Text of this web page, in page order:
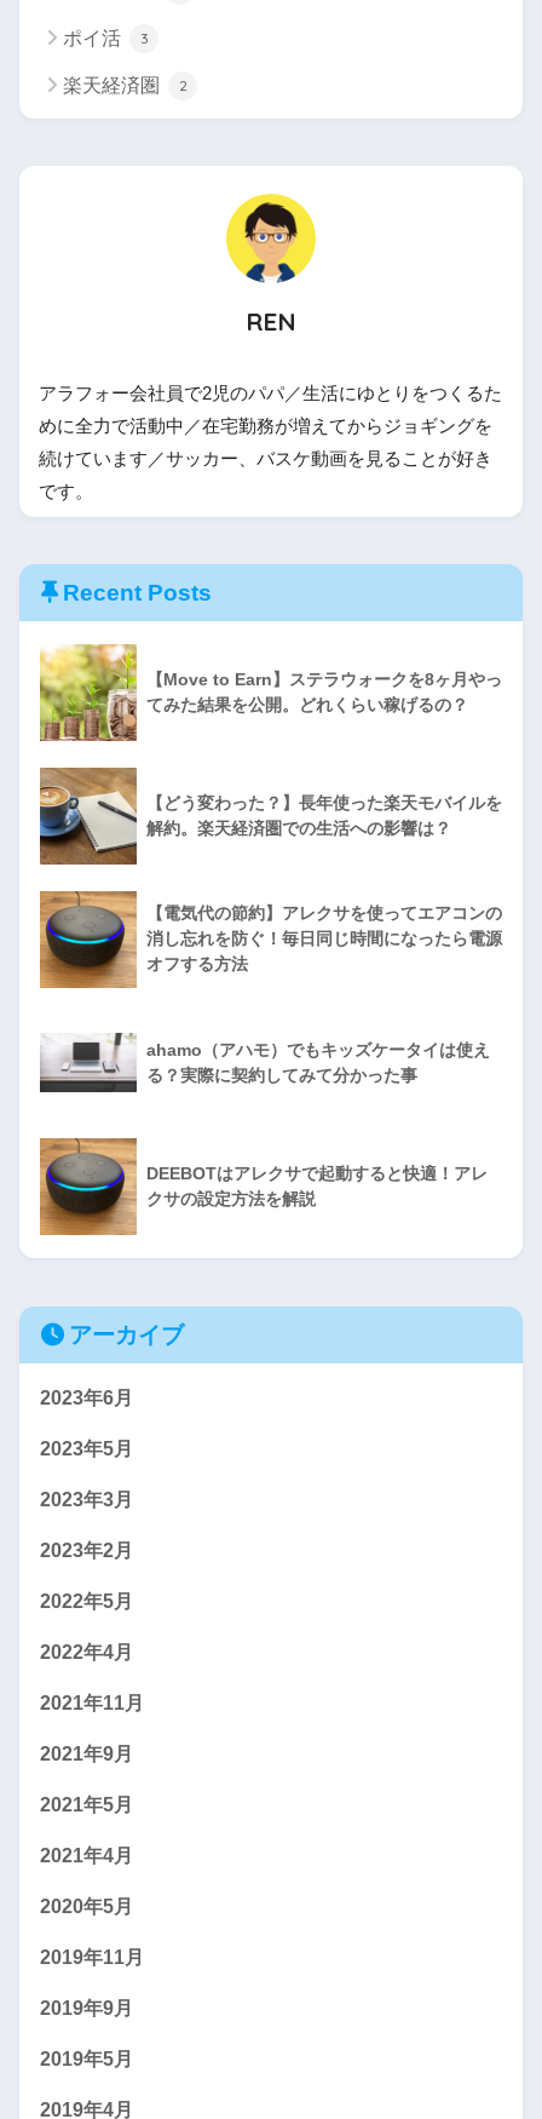
ポイ活 3
楽天経済圏 2
REN
アラフォー会社員で2児のパパ／生活にゆとりをつくるた
めに全力で活動中／在宅勤務が増えてからジョギングを
続けています／サッカー、バスケ動画を見ることが好き
です。
Recent Posts
【Move to Earn】ステラウォークを8ヶ月やっ
てみた結果を公開。どれくらい稼げるの？
【どう変わった？】長年使った楽天モバイルを
解約。楽天経済圏での生活への影響は？
【電気代の節約】アレクサを使ってエアコンの
消し忘れを防ぐ！毎日同じ時間になったら電源
オフする方法
ahamo（アハモ）でもキッズケータイは使え
る？実際に契約してみて分かった事
DEEBOTはアレクサで起動すると快適！アレ
クサの設定方法を解説
アーカイブ
2023年6月
2023年5月
2023年3月
2023年2月
2022年5月
2022年4月
2021年11月
2021年9月
2021年5月
2021年4月
2020年5月
2019年11月
2019年9月
2019年5月
2019年4月